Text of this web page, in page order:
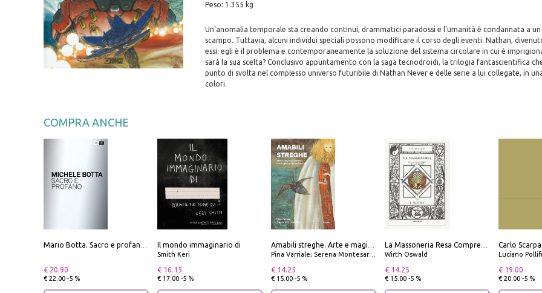
Peso: 1.355 kg
Un'anomalia temporale sta creando continui, drammatici paradossi e l'umanità è condannata a un
scampo. Tuttavia, alcuni individui speciali possono modificare il corso degli eventi. Nathan,
essi: egli è il problema e contemporaneamente la soluzione del sistema circolare in cui è
sarà la sua scelta? Conclusivo appuntamento con la saga tecnodroidi, la trilogia fantascientifica
punto di svolta nel complesso universo futuribile di Nathan Never e delle serie a lui collegate, in
colori.
COMPRA ANCHE
€ 20.90
€ 22.00 -5 %
Il mondo immaginario di
Smith Keri
€ 16.15
€ 17.00 -5 %
Pina Varriale; Serena Montesarchio
€ 14.25
€ 15.00 -5 %
Wirth Oswald
€ 14.25
€ 15.00 -5 %
Luciano
€ 19.00
€ 20.00 -5 %